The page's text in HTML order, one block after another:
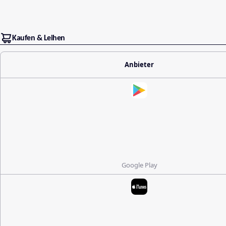
Kaufen & Leihen
Anbieter
Google Play